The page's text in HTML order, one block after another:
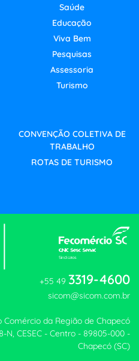
Saúde
Educação
Viva Bem
Pesquisas
Assessoria
Turismo
CONVENÇÃO COLETIVA DE
TRABALHO
ROTAS DE TURISMO
+55 49 3319-4600
sicom@sicom.com.br
Comércio da Região de Chapecó
N, CESEC - Centro - 89805-000 -
Chapecó (SC)